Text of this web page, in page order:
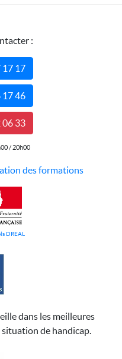
:
17
46
33
/ 20h00
des formations
DREAL
dans les meilleures
de handicap.